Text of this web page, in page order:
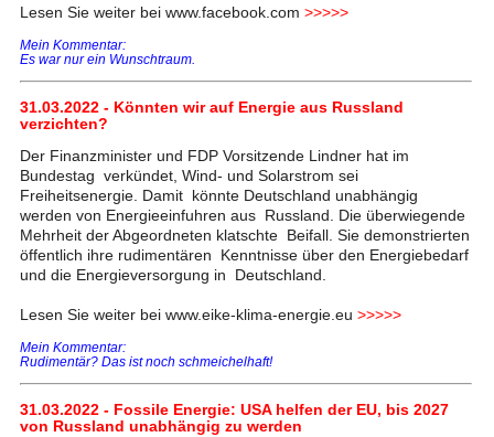
Lesen Sie weiter bei www.facebook.com >>>>>
Mein Kommentar:
Es war nur ein Wunschtraum.
31.03.2022 - Könnten wir auf Energie aus Russland
verzichten?
Der Finanzminister und FDP Vorsitzende Lindner hat im
Bundestag verkündet, Wind- und Solarstrom sei
Freiheitsenergie. Damit könnte Deutschland unabhängig
werden von Energieeinfuhren aus Russland. Die überwiegende
Mehrheit der Abgeordneten klatschte Beifall. Sie demonstrierten
öffentlich ihre rudimentären Kenntnisse über den Energiebedarf
und die Energieversorgung in Deutschland.
Lesen Sie weiter bei www.eike-klima-energie.eu >>>>>
Mein Kommentar:
Rudimentär? Das ist noch schmeichelhaft!
31.03.2022 - Fossile Energie: USA helfen der EU, bis 2027
von Russland unabhängig zu werden